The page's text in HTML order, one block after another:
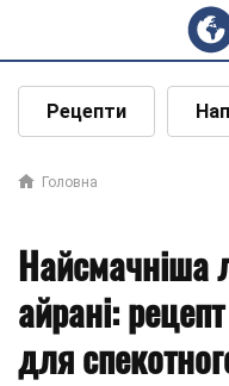
Рецепти
Головна
Найсмачніша
айрані:
для